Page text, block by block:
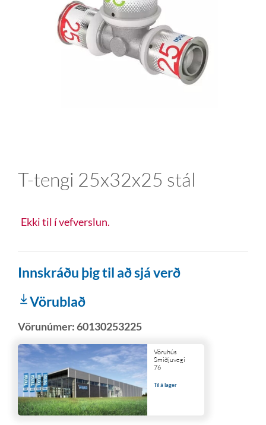
T-tengi 25x32x25 stál
Ekki til í vefverslun.
Innskráðu þig til að sjá verð
Vörublað
Vörunúmer:60130253225
Vöruhús
Smiðjuvegi
76
Til á lager